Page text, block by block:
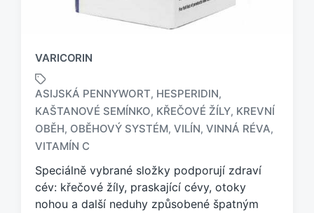
VARICORIN
z
n
a
e
n
ASIJSKÁ PENNYWORT, HESPERIDIN,
KAŠTANOVÉ SEMÍNKO, KŘEČOVÉ ŽÍLY, KREVNÍ
OBĚH, OBĚHOVÝ SYSTÉM, VILÍN, VINNÁ RÉVA,
VITAMÍN C
Speciálně vybrané složky podporují zdraví
cév: křečové žíly, praskající cévy, otoky
nohou a další neduhy způsobené špatným